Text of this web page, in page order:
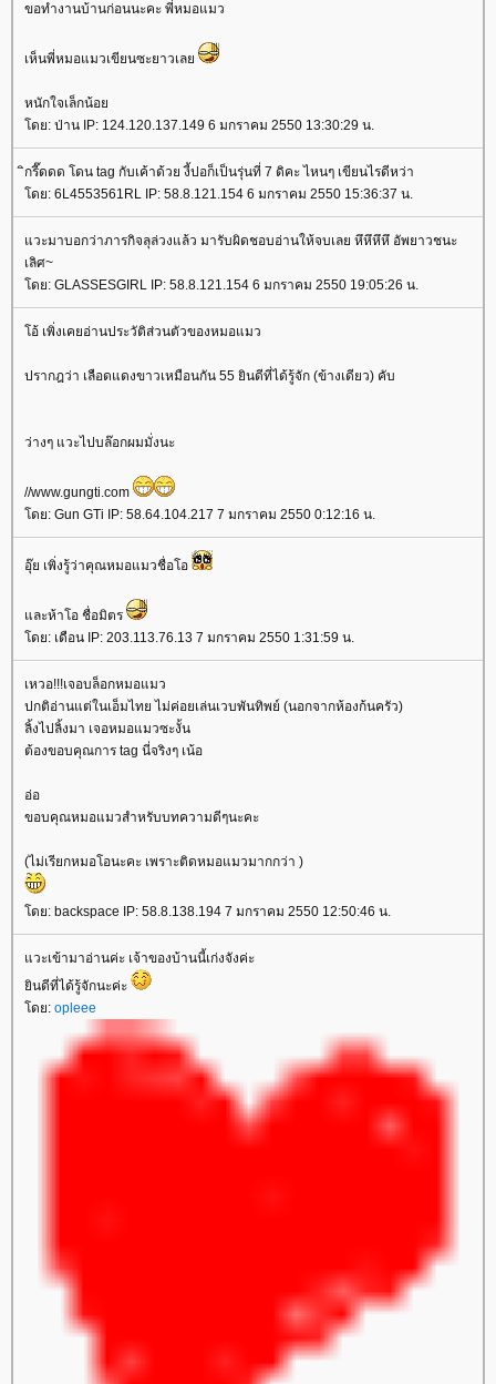
ขอทำงานบ้านก่อนนะคะ พี่หมอแมว
เห็นพี่หมอแมวเขียนซะยาวเล
หนักใจเล็กน้อ
ดย: ป่าน IP: 124.120.137.149 6 มกราคม 2550 13:30:29 น.
ิกรี๊ดดด โดน tag กับเค้าด้วย งี้ปอก็เป็นรุ่นที่ 7 ดิคะ ไหนๆ เขียนไรดีหว่า
ดย: 6L4553561RL IP: 58.8.121.154 6 มกราคม 2550 15:36:37 น.
วะมาบอกว่าภารกิจลุล่วงแล้ว มารับผิดชอบอ่านให้จบเลย หึหึหึหึ อัพยาวชนะ
เลิศ~
ดย: GLASSESGIRL IP: 58.8.121.154 6 มกราคม 2550 19:05:26 น.
อ้ เพิ่งเคยอ่านประวัติส่วนตัวของหมอแมว
ปรากฎว่า เลือดแดงขาวเหมือนกัน 55 ยินดีที่ได้รู้จัก (ข้างเดียว) คับ
ว่างๆ แวะไปบล๊อกผมมั่งนะ
//www.gungti.com
ดย: Gun GTi IP: 58.64.104.217 7 มกราคม 2550 0:12:16 น.
อุ๊ย เพิ่งรู้ว่าคุณหมอแมวชื่อโอ
ละห้าโอ ชื่อมิตร
ดย: เดือน IP: 203.113.76.13 7 มกราคม 2550 1:31:59 น.
เหวอ!!!เจอบล็อกหมอแมว
ปกติอ่านแต่ในเอ็มไทย ไม่ค่อยเล่นเวบพันทิพย์ (นอกจากห้องก้นครัว)
ลิ้งไปลิ้งมา เจอหมอแมวซะงั้น
ต้องขอบคุณการ tag นี่จริงๆ เน้อ
อ่อ
ขอบคุณหมอแมวสำหรับบทความดีๆนะคะ
(ไม่เรียกหมอโอนะคะ เพราะติดหมอแมวมากกว่า )
ดย: backspace IP: 58.8.138.194 7 มกราคม 2550 12:50:46 น.
วะเข้ามาอ่านค่ะ เจ้าของบ้านนี้เก่งจังค่ะ
ินดีที่ได้รู้จักนะค่ะ
ดย: opleee